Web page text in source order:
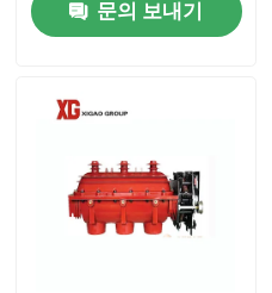
문의 보내기